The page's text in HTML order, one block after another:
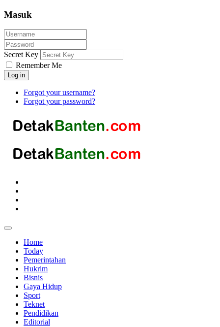
Masuk
Secret Key
Remember Me
Log in
Forgot your username?
Forgot your password?
Home
Today
Pemerintahan
Hukrim
Bisnis
Gaya Hidup
Sport
Teknet
Pendidikan
Editorial